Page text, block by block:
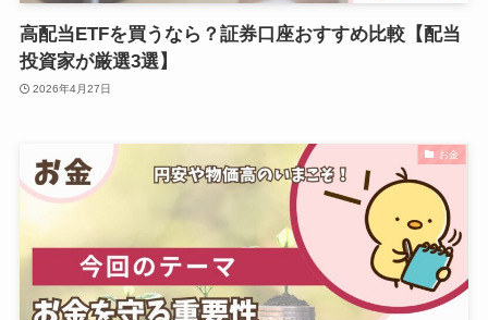
高配当ETFを買うなら？証券口座おすすめ比較【配当
投資家が厳選3選】
2026年4月27日
お金